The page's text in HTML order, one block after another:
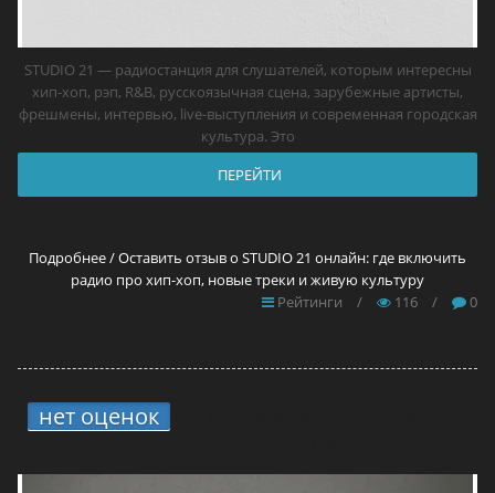
STUDIO 21 — радиостанция для слушателей, которым интересны
хип-хоп, рэп, R&B, русскоязычная сцена, зарубежные артисты,
фрешмены, интервью, live-выступления и современная городская
культура. Это
ПЕРЕЙТИ
Подробнее / Оставить отзыв о STUDIO 21 онлайн: где включить
радио про хип-хоп, новые треки и живую культуру
Рейтинги
/ 116 / 0
нет оценок